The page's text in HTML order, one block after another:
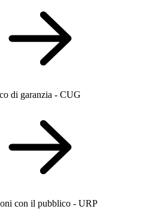
di garanzia - CUG
con il pubblico - URP